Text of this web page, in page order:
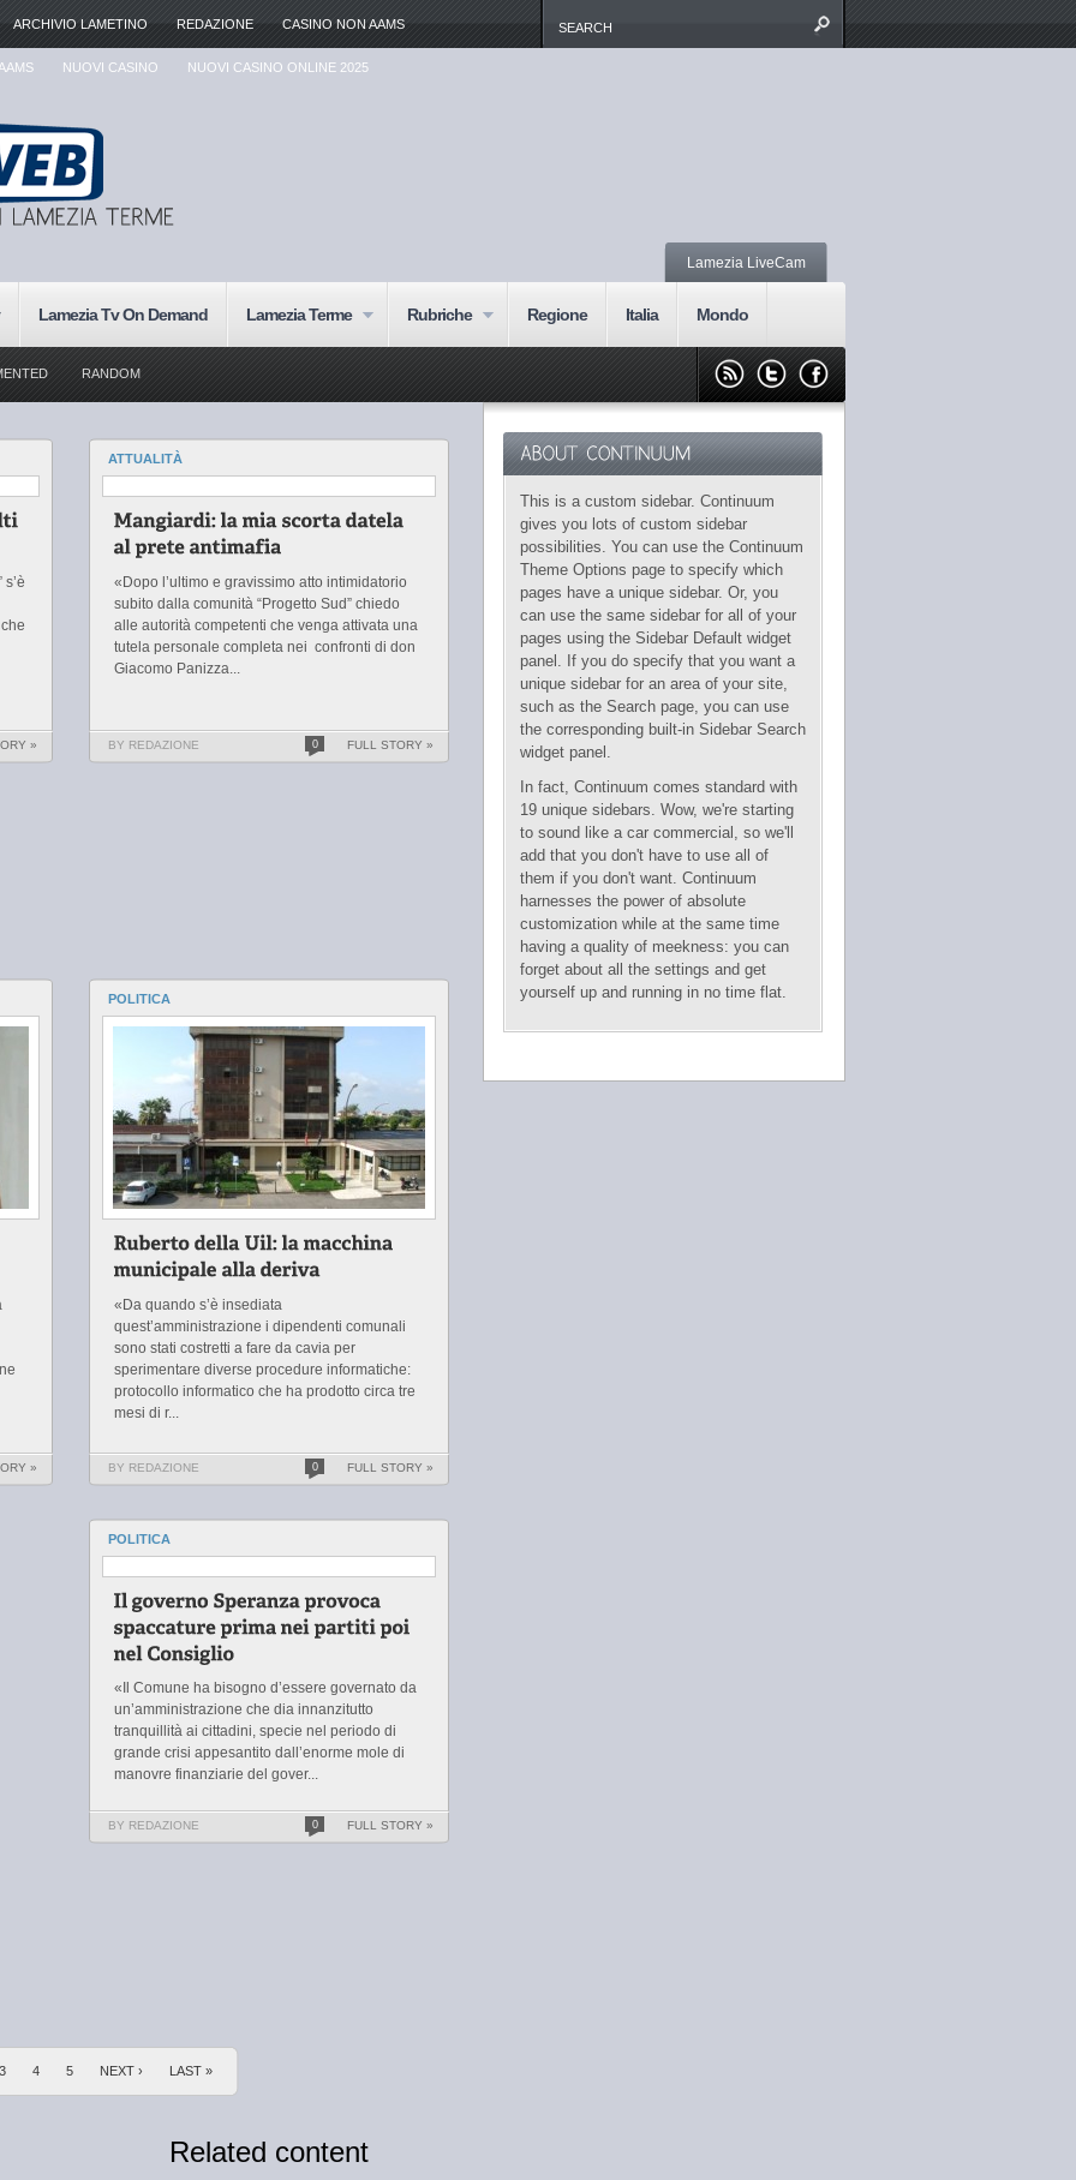
ARCHIVIO LAMETINO REDAZIONE CASINO NON AAMS
NUOVI CASINO NUOVI CASINO ONLINE 2025
Lamezia LiveCam
Lamezia Tv On Demand Lamezia Terme Rubriche Regione Italia Mondo
RANDOM
»
ATTUALITÀ
«Dopo l’ultimo e gravissimo atto intimidatorio
subito dalla comunità “Progetto Sud” chiedo
alle autorità competenti che venga attivata una
tutela personale completa nei confronti di don
Giacomo Panizza...
BY REDAZIONE 0 FULL STORY »
»
POLITICA
«Da quando s’è insediata
quest’amministrazione i dipendenti comunali
sono stati costretti a fare da cavia per
sperimentare diverse procedure informatiche:
protocollo informatico che ha prodotto circa tre
mesi di r...
BY REDAZIONE 0 FULL STORY »
POLITICA
«Il Comune ha bisogno d’essere governato da
un’amministrazione che dia innanzitutto
tranquillità ai cittadini, specie nel periodo di
grande crisi appesantito dall’enorme mole di
manovre finanziarie del gover...
BY REDAZIONE 0 FULL STORY »
3 4 5 NEXT › LAST »
This is a custom sidebar. Continuum
gives you lots of custom sidebar
possibilities. You can use the Continuum
Theme Options page to specify which
pages have a unique sidebar. Or, you
can use the same sidebar for all of your
pages using the Sidebar Default widget
panel. If you do specify that you want a
unique sidebar for an area of your site,
such as the Search page, you can use
the corresponding built-in Sidebar Search
widget panel.
In fact, Continuum comes standard with
19 unique sidebars. Wow, we're starting
to sound like a car commercial, so we'll
add that you don't have to use all of
them if you don't want. Continuum
harnesses the power of absolute
customization while at the same time
having a quality of meekness: you can
forget about all the settings and get
yourself up and running in no time flat.
Related content